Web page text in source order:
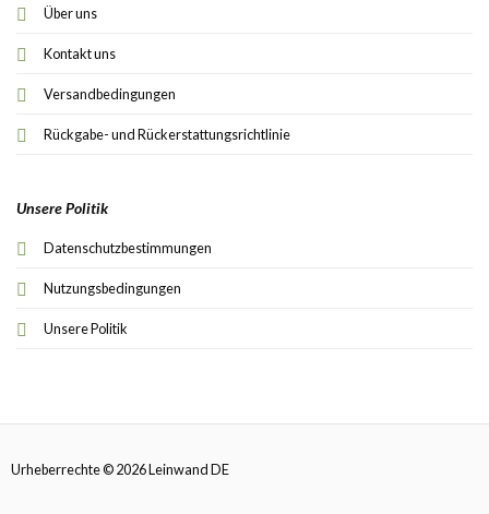
Über uns
Kontakt uns
Versandbedingungen
Rückgabe- und Rückerstattungsrichtlinie
Unsere Politik
Datenschutzbestimmungen
Nutzungsbedingungen
Unsere Politik
Urheberrechte © 2026 Leinwand DE